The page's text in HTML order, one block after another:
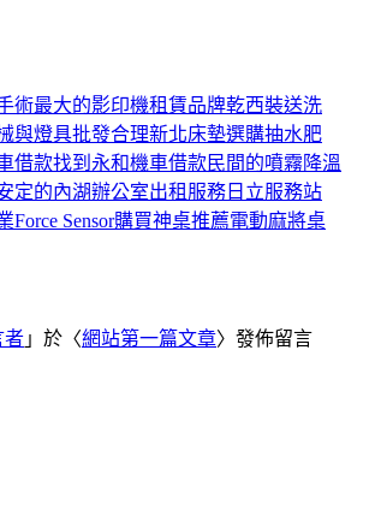
術最大的影印機租賃品牌乾西裝送洗
與燈具批發合理新北床墊選購抽水肥
借款找到永和機車借款民間的噴霧降溫
定的內湖辦公室出租服務日立服務站
Force Sensor購買神桌推薦電動麻將桌
者 」於〈網站第一篇文章〉發佈留言